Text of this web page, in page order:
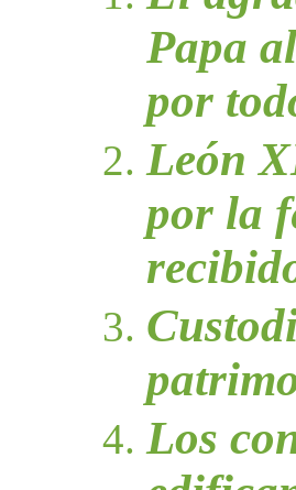
Papa
por
León
por la
Los